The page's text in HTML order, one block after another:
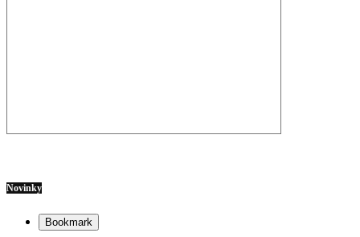
Novinky
Bookmark